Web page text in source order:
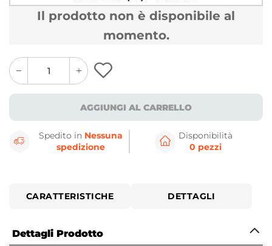
Il prodotto non è disponibile al
momento.
quantity
button
quantity
minus
button
AGGIUNGI AL CARRELLO
Spedito in Nessuna
spedizione
Disponibilità
0 pezzi
CARATTERISTICHE DETTAGLI
Dettagli Prodotto